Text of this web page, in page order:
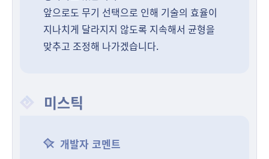
앞으로도 무기 선택으로 인해 기술의 효율이
지나치게 달라지지 않도록 지속해서 균형을
맞추고 조정해 나가겠습니다.
미스틱
개발자 코멘트